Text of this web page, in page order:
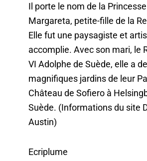
Il porte le nom de la
Margareta, petite-fille de la
Elle fut une paysagiste et
accomplie. Avec son mari, le
VI Adolphe de Suède, elle a
magnifiques jardins de leur
Château de Sofiero à
Suède. (Informations du site
Austin)
Ecriplume